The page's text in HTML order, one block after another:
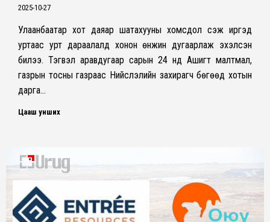
2025-10-27
Улаанбаатар хот даяар шатахууны хомсдол үүсэж иргэд
уртаас урт дараалалд хонон өнжин дугаарлаж эхэлсэн
билээ. Тэгвэл аравдугаар сарын 24 нд Ашигт малтмал,
газрын тосны газраас Нийслэлийн захирагч бөгөөд хотын
дарга…
Цааш унших